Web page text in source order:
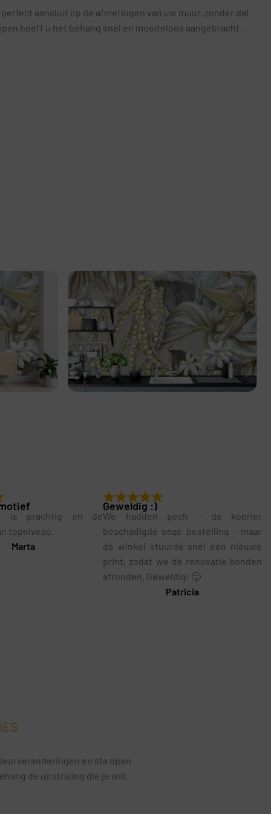
aansluit op de afmetingen van uw muur, zonder dat
heeft u het behang snel en moeiteloos aangebracht.
is prachtig en de
topniveau.
Marta
Geweldig :)
We hadden pech – de koerier
beschadigde onze bestelling – maar
de winkel stuurde snel een nieuwe
print, zodat we de renovatie konden
afronden. Geweldig! 🙂
Patricia
en sta open
de uitstraling die je wilt.